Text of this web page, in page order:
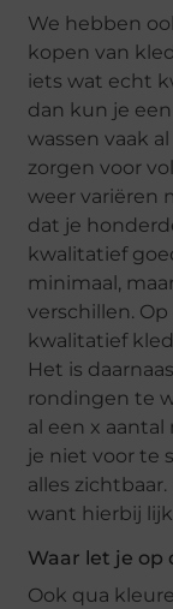
We hebben
kopen van
iets wat echt
dan kun je
wassen vaak
zorgen voor
weer variëren
dat je
kwalitatief
minimaal,
verschillen.
kwalitatief
Het is
rondingen te
al een x
je niet voor te
alles
want hierbij
Waar let je op
Ook qua